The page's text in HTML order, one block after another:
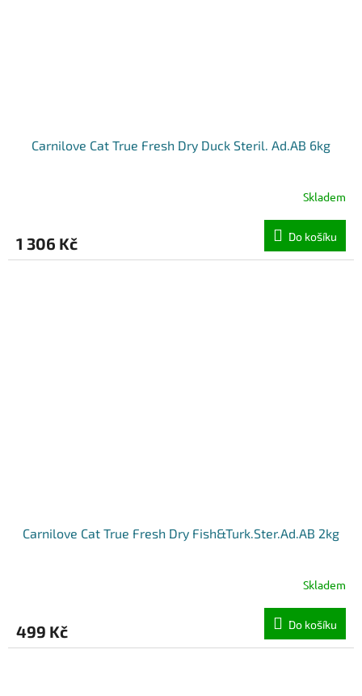
Carnilove Cat True Fresh Dry Duck Steril. Ad.AB 6kg
Skladem
1 306 Kč Do košíku
Carnilove Cat True Fresh Dry Fish&Turk.Ster.Ad.AB 2kg
Skladem
499 Kč Do košíku